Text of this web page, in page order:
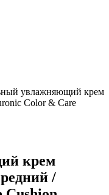
увлажняющий крем
Color & Care
крем
/